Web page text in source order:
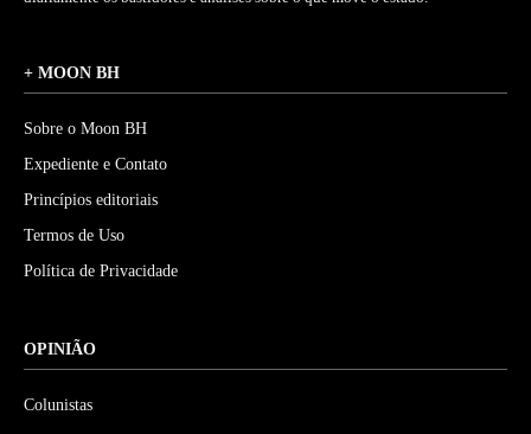
+ MOON BH
Sobre o Moon BH
Expediente e Contato
Princípios editoriais
Termos de Uso
Política de Privacidade
OPINIÃO
Colunistas